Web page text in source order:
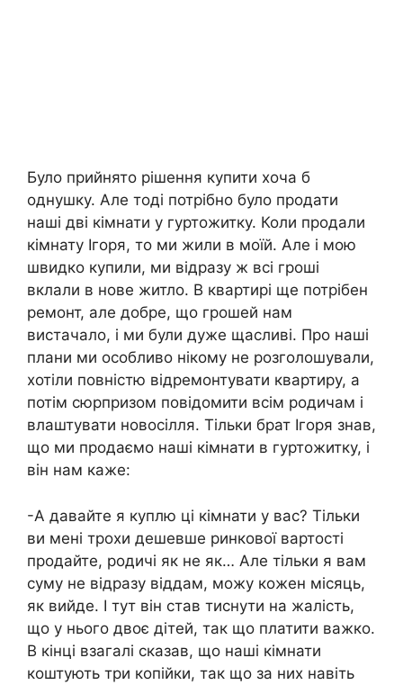
Було прийнято рішення купити хоча б
однушку. Але тоді потрібно було продати
наші дві кімнати у гуртожитку. Коли продали
кімнату Ігоря, то ми жили в моїй. Але і мою
швидко купили, ми відразу ж всі гроші
вклали в нове житло. В квартирі ще потрібен
ремонт, але добре, що грошей нам
вистачало, і ми були дуже щасливі. Про наші
плани ми особливо нікому не розголошували,
хотіли повністю відремонтувати квартиру, а
потім сюрпризом повідомити всім родичам і
влаштувати новосілля. Тільки брат Ігоря знав,
що ми продаємо наші кімнати в гуртожитку, і
він нам каже:
-А давайте я куплю ці кімнати у вас? Тільки
ви мені трохи дешевше ринкової вартості
продайте, родичі як не як… Але тільки я вам
суму не відразу віддам, можу кожен місяць,
як вийде. І тут він став тиснути на жалість,
що у нього двоє дітей, так що платити важко.
В кінці взагалі сказав, що наші кімнати
коштують три копійки, так що за них навіть